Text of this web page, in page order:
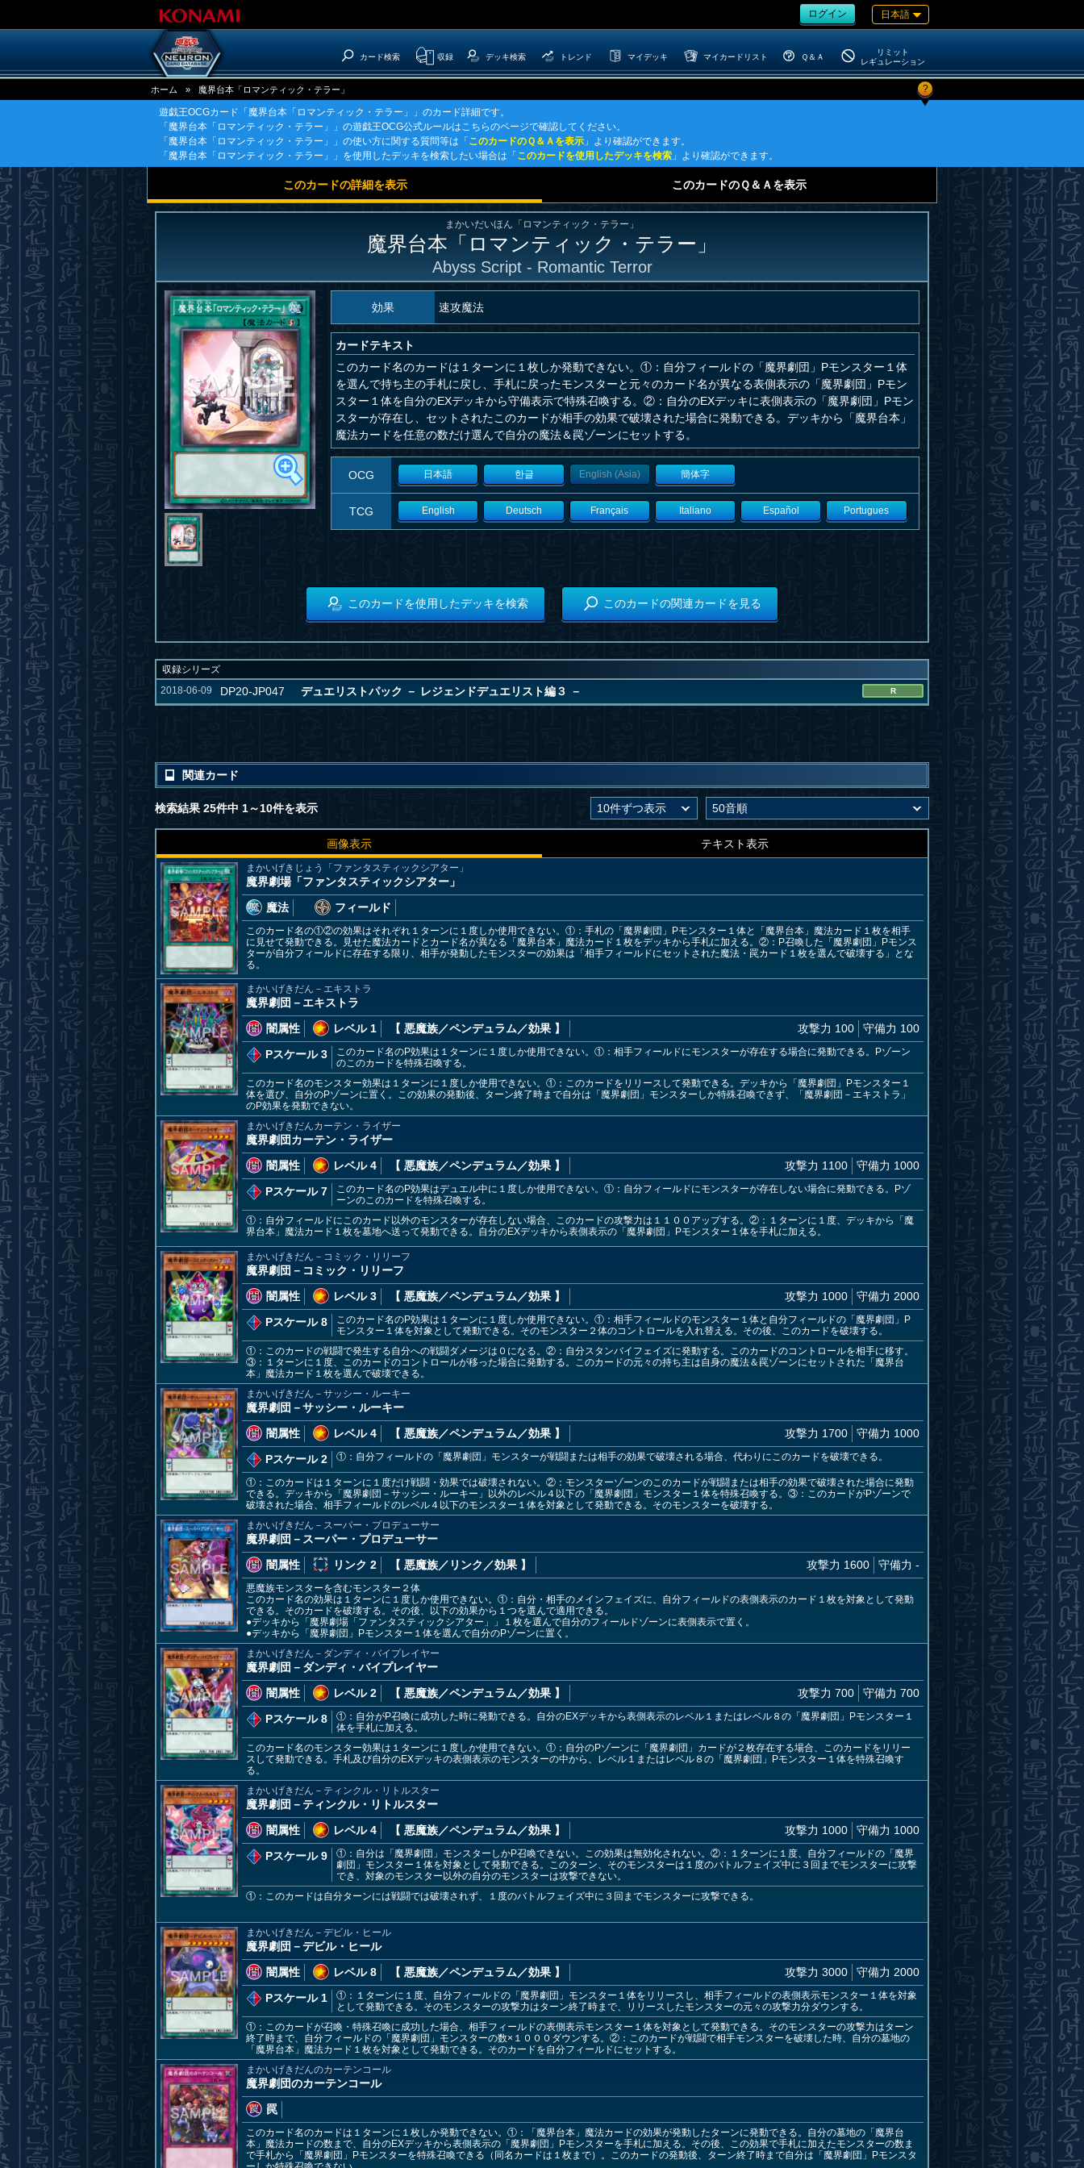
ログイン 日本語
カード検索 収録 デッキ検索 トレンド マイデッキ マイカードリスト Ｑ＆Ａ
リミット
レギュレーション
ホーム » 魔界台本「ロマンティック・テラー」 ?
遊戯王OCGカード「魔界台本「ロマンティック・テラー」」のカード詳細です。
「魔界台本「ロマンティック・テラー」」の遊戯王OCG公式ルールはこちらのページで確認してください。
「魔界台本「ロマンティック・テラー」」の使い方に関する質問等は「 このカードのＱ＆Ａを表示 」より確認ができます。
「魔界台本「ロマンティック・テラー」」を使用したデッキを検索したい場合は「 このカードを使用したデッキを検索 」より確認ができます。
このカードの詳細を表示 このカードのＱ＆Ａを表示
まかいだいほん「ロマンティック・テラー」
魔界台本「ロマンティック・テラー」
Abyss Script - Romantic Terror
効果 速攻魔法
カードテキスト
このカード名のカードは１ターンに１枚しか発動できない。①：自分フィールドの「魔界劇団」Pモンスター１体
を選んで持ち主の手札に戻し、手札に戻ったモンスターと元々のカード名が異なる表側表示の「魔界劇団」Pモン
スター１体を自分のEXデッキから守備表示で特殊召喚する。②：自分のEXデッキに表側表示の「魔界劇団」Pモン
スターが存在し、セットされたこのカードが相手の効果で破壊された場合に発動できる。デッキから「魔界台本」
魔法カードを任意の数だけ選んで自分の魔法＆罠ゾーンにセットする。
OCG 日本語 한글 English (Asia) 簡体字
TCG English Deutsch Français Italiano Español Portugues
このカードを使用したデッキを検索 このカードの関連カードを見る
収録シリーズ
2018-06-09
DP20-JP047 デュエリストパック － レジェンドデュエリスト編３ － R
関連カード
検索結果 25件中 1～10件を表示
画像表示 テキスト表示
まかいげきじょう「ファンタスティックシアター」
魔界劇場「ファンタスティックシアター」
魔法
フィールド
このカード名の①②の効果はそれぞれ１ターンに１度しか使用できない。①：手札の「魔界劇団」Pモンスター１体と「魔界台本」魔法カード１枚を相手
に見せて発動できる。見せた魔法カードとカード名が異なる「魔界台本」魔法カード１枚をデッキから手札に加える。②：P召喚した「魔界劇団」Pモンス
ターが自分フィールドに存在する限り、相手が発動したモンスターの効果は「相手フィールドにセットされた魔法・罠カード１枚を選んで破壊する」とな
る。
まかいげきだん－エキストラ
魔界劇団－エキストラ
闇属性
レベル 1 【 悪魔族／ペンデュラム／効果 】 攻撃力 100
守備力 100
Pスケール 3
このカード名のP効果は１ターンに１度しか使用できない。①：相手フィールドにモンスターが存在する場合に発動できる。Pゾーン
のこのカードを特殊召喚する。
このカード名のモンスター効果は１ターンに１度しか使用できない。①：このカードをリリースして発動できる。デッキから「魔界劇団」Pモンスター１
体を選び、自分のPゾーンに置く。この効果の発動後、ターン終了時まで自分は「魔界劇団」モンスターしか特殊召喚できず、「魔界劇団－エキストラ」
のP効果を発動できない。
まかいげきだんカーテン・ライザー
魔界劇団カーテン・ライザー
闇属性
レベル 4 【 悪魔族／ペンデュラム／効果 】 攻撃力 1100
守備力 1000
Pスケール 7
このカード名のP効果はデュエル中に１度しか使用できない。①：自分フィールドにモンスターが存在しない場合に発動できる。Pゾ
ーンのこのカードを特殊召喚する。
①：自分フィールドにこのカード以外のモンスターが存在しない場合、このカードの攻撃力は１１００アップする。②：１ターンに１度、デッキから「魔
界台本」魔法カード１枚を墓地へ送って発動できる。自分のEXデッキから表側表示の「魔界劇団」Pモンスター１体を手札に加える。
まかいげきだん－コミック・リリーフ
魔界劇団－コミック・リリーフ
闇属性
レベル 3 【 悪魔族／ペンデュラム／効果 】 攻撃力 1000
守備力 2000
Pスケール 8
このカード名のP効果は１ターンに１度しか使用できない。①：相手フィールドのモンスター１体と自分フィールドの「魔界劇団」P
モンスター１体を対象として発動できる。そのモンスター２体のコントロールを入れ替える。その後、このカードを破壊する。
①：このカードの戦闘で発生する自分への戦闘ダメージは０になる。②：自分スタンバイフェイズに発動する。このカードのコントロールを相手に移す。
③：１ターンに１度、このカードのコントロールが移った場合に発動する。このカードの元々の持ち主は自身の魔法＆罠ゾーンにセットされた「魔界台
本」魔法カード１枚を選んで破壊できる。
まかいげきだん－サッシー・ルーキー
魔界劇団－サッシー・ルーキー
闇属性
レベル 4 【 悪魔族／ペンデュラム／効果 】 攻撃力 1700
守備力 1000
Pスケール 2
①：自分フィールドの「魔界劇団」モンスターが戦闘または相手の効果で破壊される場合、代わりにこのカードを破壊できる。
①：このカードは１ターンに１度だけ戦闘・効果では破壊されない。②：モンスターゾーンのこのカードが戦闘または相手の効果で破壊された場合に発動
できる。デッキから「魔界劇団－サッシー・ルーキー」以外のレベル４以下の「魔界劇団」モンスター１体を特殊召喚する。③：このカードがPゾーンで
破壊された場合、相手フィールドのレベル４以下のモンスター１体を対象として発動できる。そのモンスターを破壊する。
まかいげきだん－スーパー・プロデューサー
魔界劇団－スーパー・プロデューサー
闇属性
リンク 2 【 悪魔族／リンク／効果 】 攻撃力 1600 守備力 -
悪魔族モンスターを含むモンスター２体
このカード名の効果は１ターンに１度しか使用できない。①：自分・相手のメインフェイズに、自分フィールドの表側表示のカード１枚を対象として発動
できる。そのカードを破壊する。その後、以下の効果から１つを選んで適用できる。
●デッキから「魔界劇場「ファンタスティックシアター」」１枚を選んで自分のフィールドゾーンに表側表示で置く。
●デッキから「魔界劇団」Pモンスター１体を選んで自分のPゾーンに置く。
まかいげきだん－ダンディ・バイプレイヤー
魔界劇団－ダンディ・バイプレイヤー
闇属性
レベル 2 【 悪魔族／ペンデュラム／効果 】 攻撃力 700
守備力 700
Pスケール 8
①：自分がP召喚に成功した時に発動できる。自分のEXデッキから表側表示のレベル１またはレベル８の「魔界劇団」Pモンスター１
体を手札に加える。
このカード名のモンスター効果は１ターンに１度しか使用できない。①：自分のPゾーンに「魔界劇団」カードが２枚存在する場合、このカードをリリー
スして発動できる。手札及び自分のEXデッキの表側表示のモンスターの中から、レベル１またはレベル８の「魔界劇団」Pモンスター１体を特殊召喚す
る。
まかいげきだん－ティンクル・リトルスター
魔界劇団－ティンクル・リトルスター
闇属性
レベル 4 【 悪魔族／ペンデュラム／効果 】 攻撃力 1000
守備力 1000
Pスケール 9
①：自分は「魔界劇団」モンスターしかP召喚できない。この効果は無効化されない。②：１ターンに１度、自分フィールドの「魔界
劇団」モンスター１体を対象として発動できる。このターン、そのモンスターは１度のバトルフェイズ中に３回までモンスターに攻撃
でき、対象のモンスター以外の自分のモンスターは攻撃できない。
①：このカードは自分ターンには戦闘では破壊されず、１度のバトルフェイズ中に３回までモンスターに攻撃できる。
まかいげきだん－デビル・ヒール
魔界劇団－デビル・ヒール
闇属性
レベル 8 【 悪魔族／ペンデュラム／効果 】 攻撃力 3000
守備力 2000
Pスケール 1
①：１ターンに１度、自分フィールドの「魔界劇団」モンスター１体をリリースし、相手フィールドの表側表示モンスター１体を対象
として発動できる。そのモンスターの攻撃力はターン終了時まで、リリースしたモンスターの元々の攻撃力分ダウンする。
①：このカードが召喚・特殊召喚に成功した場合、相手フィールドの表側表示モンスター１体を対象として発動できる。そのモンスターの攻撃力はターン
終了時まで、自分フィールドの「魔界劇団」モンスターの数×１０００ダウンする。②：このカードが戦闘で相手モンスターを破壊した時、自分の墓地の
「魔界台本」魔法カード１枚を対象として発動できる。そのカードを自分フィールドにセットする。
まかいげきだんのカーテンコール
魔界劇団のカーテンコール
罠
このカード名のカードは１ターンに１枚しか発動できない。①：「魔界台本」魔法カードの効果が発動したターンに発動できる。自分の墓地の「魔界台
本」魔法カードの数まで、自分のEXデッキから表側表示の「魔界劇団」Pモンスターを手札に加える。その後、この効果で手札に加えたモンスターの数ま
で手札から「魔界劇団」Pモンスターを特殊召喚できる（同名カードは１枚まで）。このカードの発動後、ターン終了時まで自分は「魔界劇団」Pモンスタ